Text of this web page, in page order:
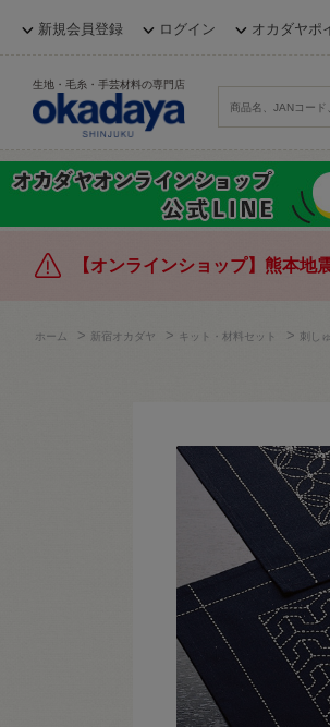
新規会員登録 ログイン オカダヤポ
生地・毛糸・手芸材料の専門店
【オンラインショップ】熊本地
ホーム > 新宿オカダヤ > キット・材料セット > 刺し